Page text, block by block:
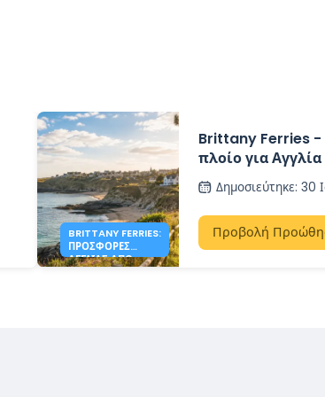
BRITTANY FERRIES:
ΠΡΟΣΦΟΡΈΣ
ΑΓΓΛΊΑΣ ΑΠΌ
Brittany Ferries -
πλοίο για
Δημοσιεύτηκε:30
Προβολή